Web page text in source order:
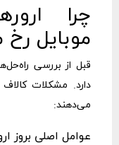
چرا
موبایل
قبل از بررسی
دارد. مشکلات
می‌دهند:
عوامل اصلی بروز